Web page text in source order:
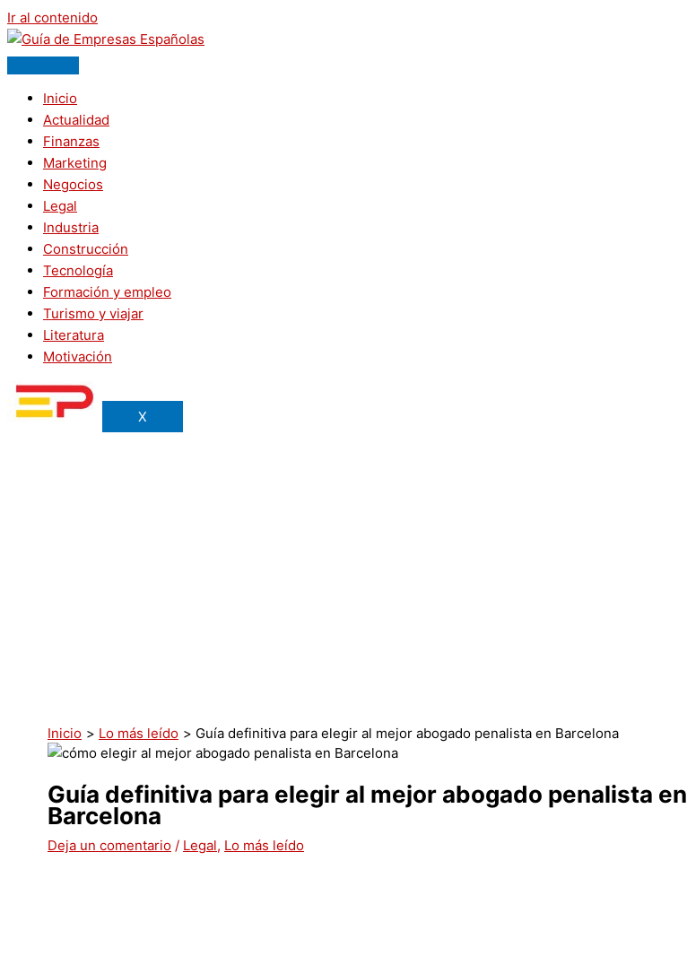
Ir al contenido
Inicio
Actualidad
Finanzas
Marketing
Negocios
Legal
Industria
Construcción
Tecnología
Formación y empleo
Turismo y viajar
Literatura
Motivación
X
Inicio Lo más leído Guía definitiva para elegir al mejor abogado penalista en Barcelona
Guía definitiva para elegir al mejor abogado penalista en
Barcelona
Deja un comentario / Legal, Lo más leído